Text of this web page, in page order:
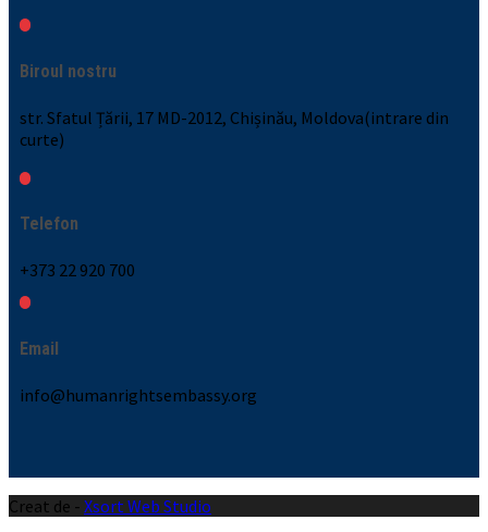
Biroul nostru
str. Sfatul Țării, 17 MD-2012, Chișinău, Moldova(intrare din
curte)
Telefon
+373 22 920 700
Email
info@humanrightsembassy.org
Creat de - Xsort Web Studio